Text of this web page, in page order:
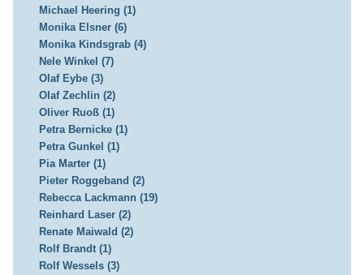
Michael Heering (1)
Monika Elsner (6)
Monika Kindsgrab (4)
Nele Winkel (7)
Olaf Eybe (3)
Olaf Zechlin (2)
Oliver Ruoß (1)
Petra Bernicke (1)
Petra Gunkel (1)
Pia Marter (1)
Pieter Roggeband (2)
Rebecca Lackmann (19)
Reinhard Laser (2)
Renate Maiwald (2)
Rolf Brandt (1)
Rolf Wessels (3)